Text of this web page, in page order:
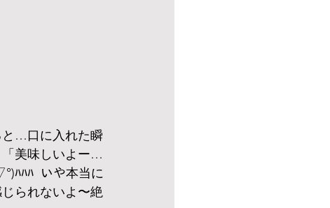
と…口に入れた瞬
美味しいよー…
ﾊﾊﾊ  いや本当に
られないよ〜絶